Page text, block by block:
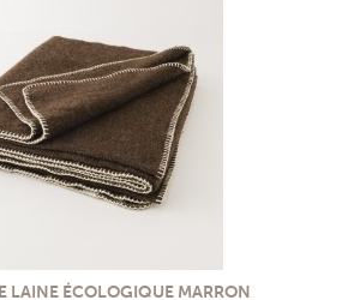
LAINE ÉCOLOGIQUE MARRON